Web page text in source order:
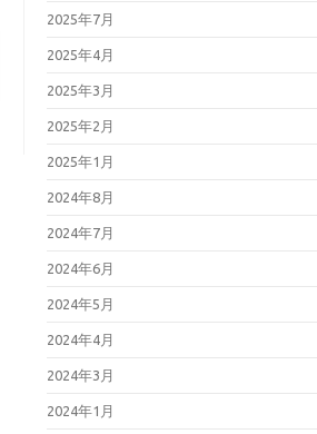
2025年7月
2025年4月
2025年3月
2025年2月
2025年1月
2024年8月
2024年7月
2024年6月
2024年5月
2024年4月
2024年3月
2024年1月